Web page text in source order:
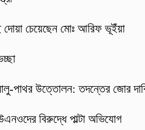
দোয়া চেয়েছেন মোঃ আরিফ ভূইঁয়া
পাথর উত্তোলন: তদন্তের জোর
বিরুদ্ধে পাল্টা অভিযোগ